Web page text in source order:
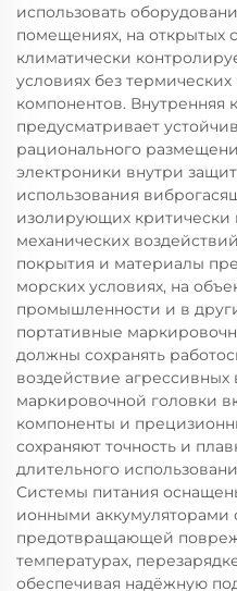
использовать
помещениях, на открытых
климатически
условиях без
компонентов. Внутренняя
предусматривает
рационального
электроники внутри
использования
изолирующих
механических
покрытия и материалы
морских условиях, на
промышленности и в
портативные
должны сохранять
воздействие
маркировочной головки
компоненты и
сохраняют точность и
длительного
Системы питания
ионными аккумуляторами
предотвращающей
температурах,
обеспечивая надёжную